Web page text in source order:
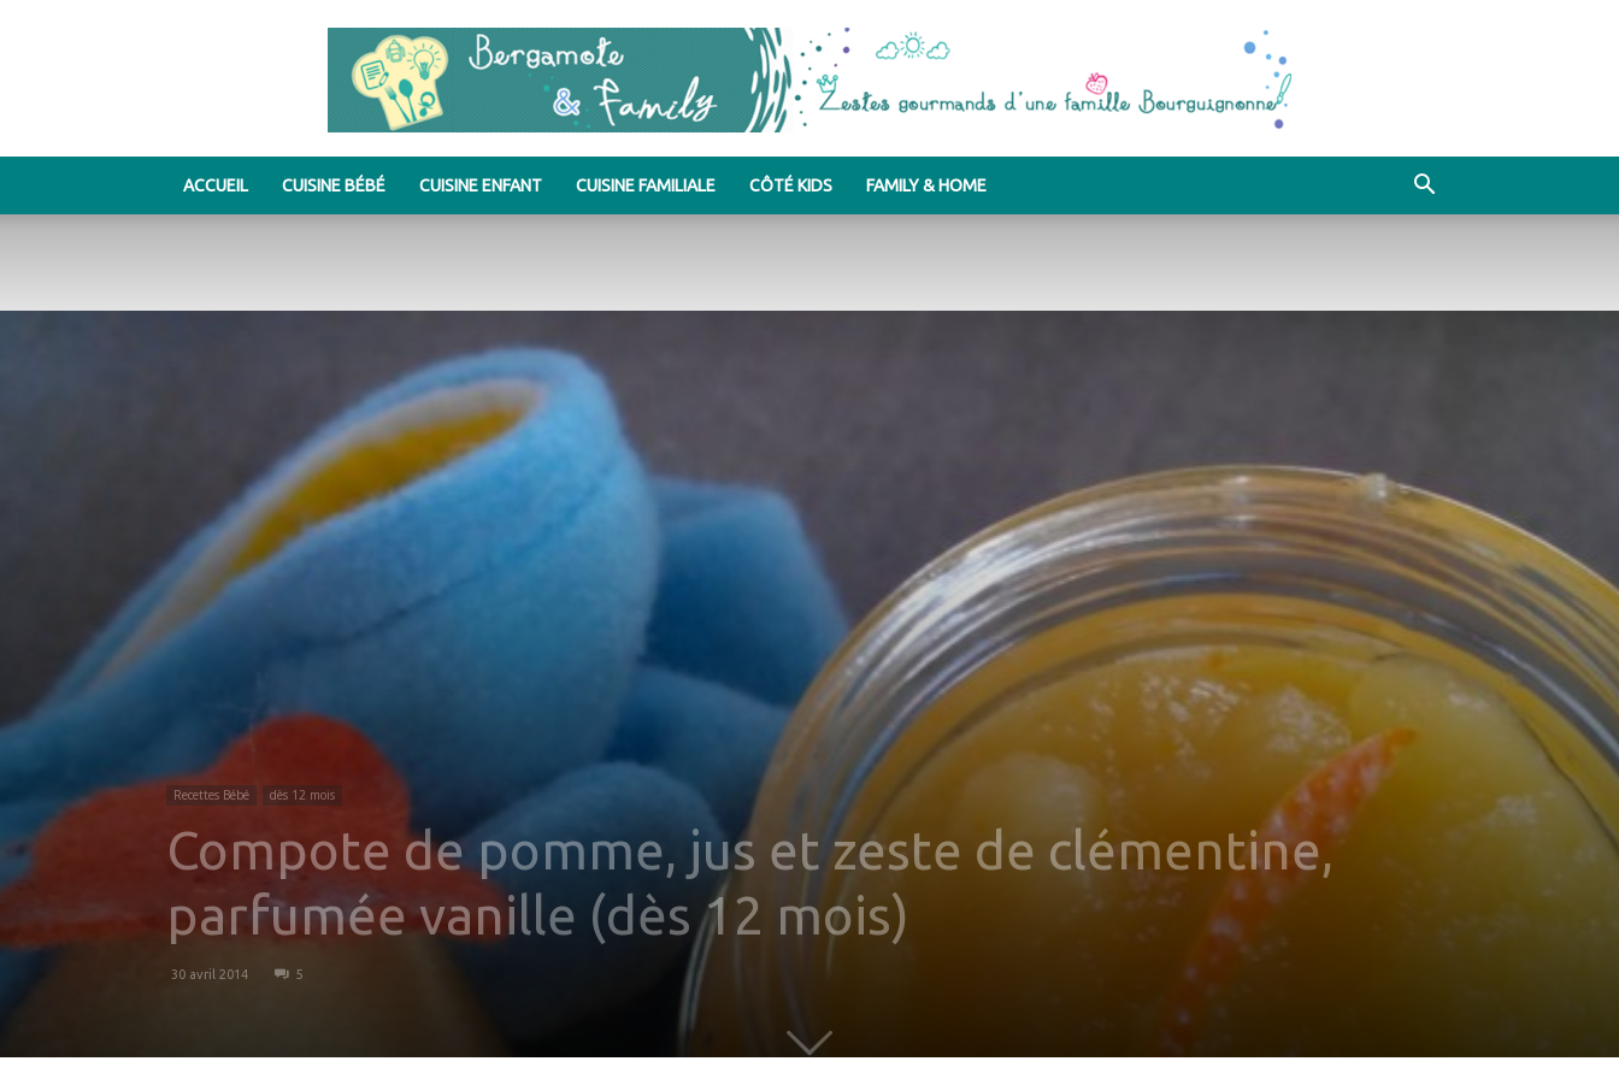
ACCUEIL CUISINE BÉBÉ CUISINE ENFANT CUISINE FAMILIALE CÔTÉ KIDS FAMILY & HOME
Recettes Bébé dès 12 mois
Compote de pomme, jus et zeste de clémentine,
parfumée vanille (dès 12 mois)
30 avril 2014 5